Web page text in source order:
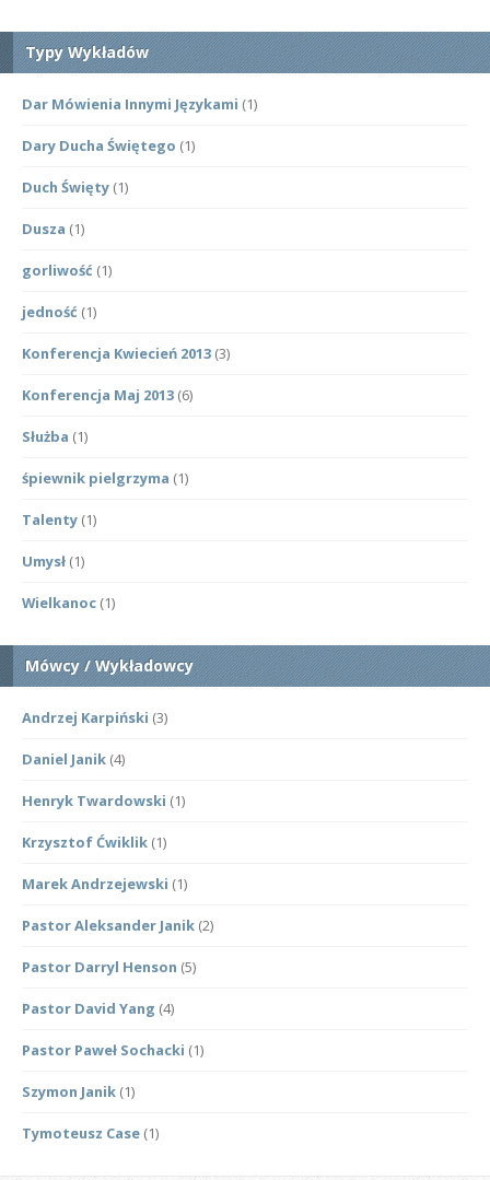
Typy Wykładów
Dar Mówienia Innymi Językami (1)
Dary Ducha Świętego (1)
Duch Święty (1)
Dusza (1)
gorliwość (1)
jedność (1)
Konferencja Kwiecień 2013 (3)
Konferencja Maj 2013 (6)
Służba (1)
śpiewnik pielgrzyma (1)
Talenty (1)
Umysł (1)
Wielkanoc (1)
Mówcy / Wykładowcy
Andrzej Karpiński (3)
Daniel Janik (4)
Henryk Twardowski (1)
Krzysztof Ćwiklik (1)
Marek Andrzejewski (1)
Pastor Aleksander Janik (2)
Pastor Darryl Henson (5)
Pastor David Yang (4)
Pastor Paweł Sochacki (1)
Szymon Janik (1)
Tymoteusz Case (1)